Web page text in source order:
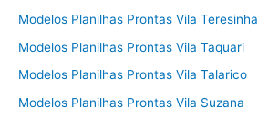
Modelos Planilhas Prontas Vila Teresinha
Modelos Planilhas Prontas Vila Taquari
Modelos Planilhas Prontas Vila Talarico
Modelos Planilhas Prontas Vila Suzana